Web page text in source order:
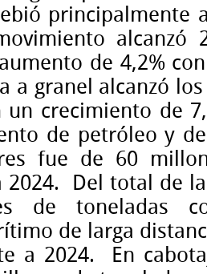
principalmente
alcanzó
de 4,2%
a granel alcanzó
un crecimiento de
de petróleo y
fue de 60
2024.
Del total de
de toneladas
de larga
a 2024.
En